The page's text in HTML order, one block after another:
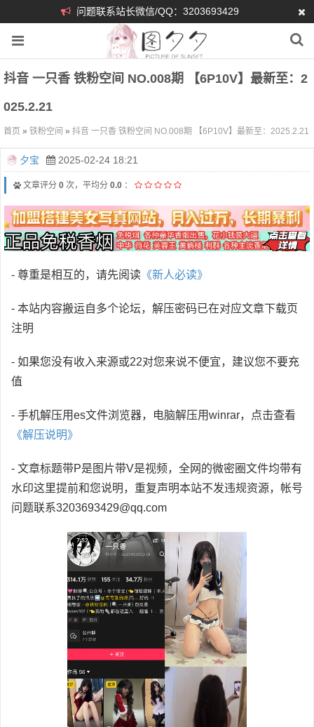
问题联系站长微信/QQ：3203693429
抖音 一只香 铁粉空间 NO.008期 【6P10V】最新至：2
025.2.21
首页 » 铁粉空间 » 抖音 一只香 铁粉空间 NO.008期 【6P10V】最新至：2025.2.21
夕宝 2025-02-24 18:21
文章评分 0 次，平均分 0.0 ：
- 尊重是相互的，请先阅读 《新人必读》
- 本站内容搬运自多个论坛，解压密码已在对应文章下载页
注明
- 如果您没有收入来源或22对您来说不便宜，建议您不要充
值
- 手机解压用es文件浏览器，电脑解压用winrar，点击查看
《解压说明》
- 文章标题带P是图片带V是视频，全网的微密圈文件均带有
水印这里提前和您说明，重复声明本站不发违规资源，帐号
问题联系3203693429@qq.com